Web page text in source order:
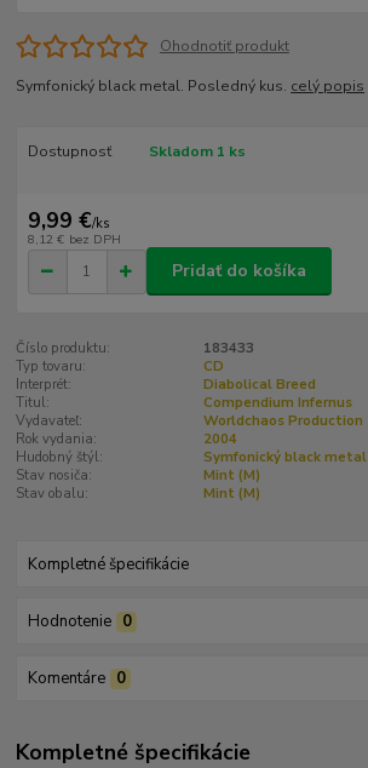
Ohodnotiť produkt
Symfonický black metal. Posledný kus. celý popis
Dostupnosť Skladom 1 ks
9,99 €/ks
8,12 € bez DPH
Pridať do košíka
Číslo produktu:
183433
Typ tovaru:
CD
Interprét:
Diabolical Breed
Titul:
Compendium Infernus
Vydavateľ:
Worldchaos Production
Rok vydania:
2004
Hudobný štýl:
Symfonický black metal
Stav nosiča:
Mint (M)
Stav obalu:
Mint (M)
Kompletné špecifikácie
Hodnotenie 0
Komentáre 0
Kompletné špecifikácie